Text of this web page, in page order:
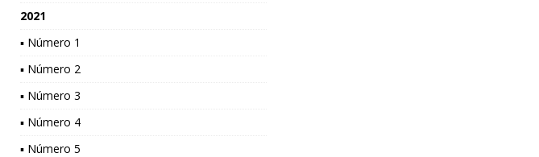
2021
▪ Número 1
▪ Número 2
▪ Número 3
▪ Número 4
▪ Número 5